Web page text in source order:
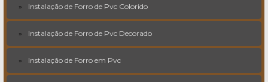
Instalação de Forro de Pvc Colorido
Instalação de Forro de Pvc Decorado
Instalação de Forro em Pvc